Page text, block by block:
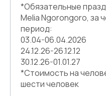
*Обязательные
Melia Ngorongoro, за
период:
03.04-06.04.2026
24.12.26-26.12.12
30.12.26-01.01.27
*Стоимость на
шести человек